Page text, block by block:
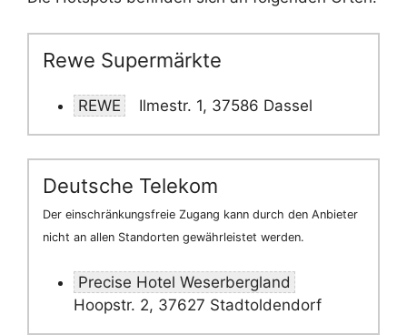
Rewe Supermärkte
REWE Ilmestr. 1, 37586 Dassel
Deutsche Telekom
Der einschränkungsfreie Zugang kann durch den Anbieter
nicht an allen Standorten gewährleistet werden.
Precise Hotel Weserbergland
Hoopstr. 2, 37627 Stadtoldendorf